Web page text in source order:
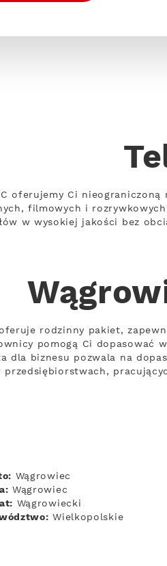
oferujemy Ci
filmowych i
w wysokiej jakości bez
rodzinny pakiet,
pomogą Ci dopasować
dla biznesu pozwala na
przedsiębiorstwach,
Wągrowiec
Wągrowiec
Wągrowiecki
Wielkopolskie